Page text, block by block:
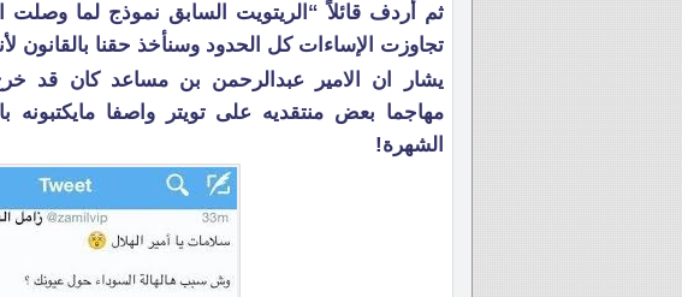
ثم أردف قائلاً “الريتويت السابق نموذج لما وصلت
تجاوزت الإساءات كل الحدود وسنأخذ حقنا بالقانون
يشار ان الامير عبدالرحمن بن مساعد كان قد
مهاجما بعض منتقديه على تويتر واصفا مايكتبونه
الشهرة!